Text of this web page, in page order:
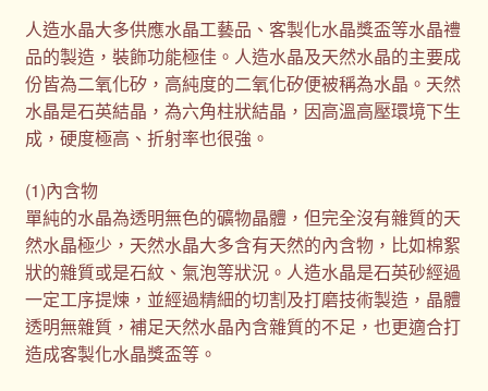
人造水晶大多供應水晶工藝品、客製化水晶獎盃等水晶禮
品的製造，裝飾功能極佳。人造水晶及天然水晶的主要成
份皆為二氧化矽，高純度的二氧化矽便被稱為水晶。天然
水晶是石英結晶，為六角柱狀結晶，因高溫高壓環境下生
成，硬度極高、折射率也很強。
(1)內含物
單純的水晶為透明無色的礦物晶體，但完全沒有雜質的天
然水晶極少，天然水晶大多含有天然的內含物，比如棉絮
狀的雜質或是石紋、氣泡等狀況。人造水晶是石英砂經過
一定工序提煉，並經過精細的切割及打磨技術製造，晶體
透明無雜質，補足天然水晶內含雜質的不足，也更適合打
造成客製化水晶獎盃等。